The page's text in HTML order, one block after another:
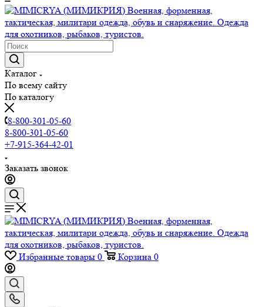
Каталог
По всему сайту
По каталогу
8-800-301-05-60
8-800-301-05-60
+7-915-364-42-01
Заказать звонок
Избранные товары 0 Корзина 0